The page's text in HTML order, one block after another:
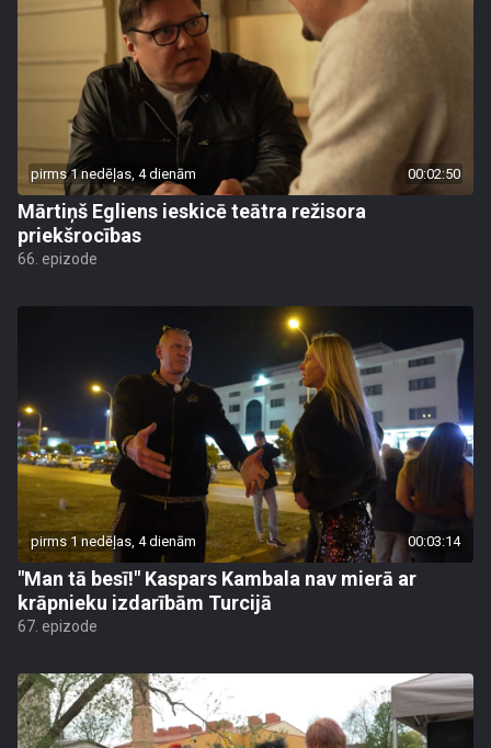
pirms 1 nedēļas, 4 dienām 00:02:50
Mārtiņš Egliens ieskicē teātra režisora
priekšrocības
66. epizode
pirms 1 nedēļas, 4 dienām 00:03:14
"Man tā besī!" Kaspars Kambala nav mierā ar
krāpnieku izdarībām Turcijā
67. epizode